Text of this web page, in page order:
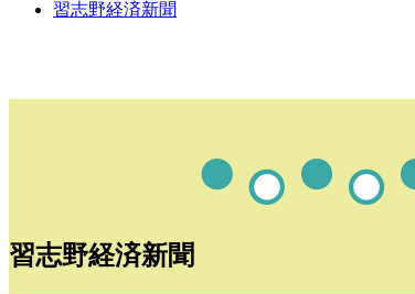
習志野経済新聞
習志野経済新聞